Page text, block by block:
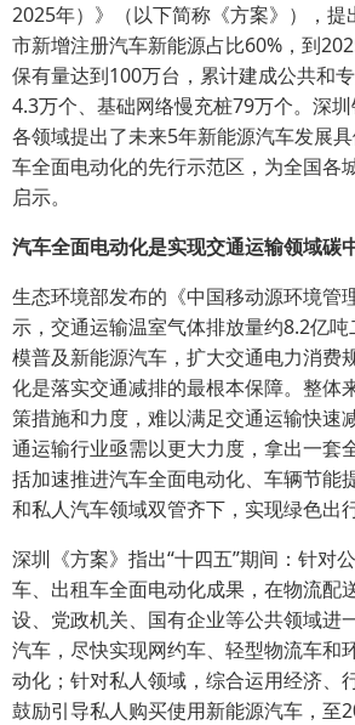
2025年）》（以下简称《方案》），提
市新增注册汽车新能源占比60%，到
保有量达到100万台，累计建成公共和
4.3万个、基础网络慢充桩79万个。深
各领域提出了未来5年新能源汽车发展
车全面电动化的先行示范区，为全国各
启示。
汽车全面电动化是实现交通运输领域碳
生态环境部发布的《中国移动源环境管
示，交通运输温室气体排放量约8.2亿
模普及新能源汽车，扩大交通电力消费
化是落实交通减排的最根本保障。整体
策措施和力度，难以满足交通运输快速
通运输行业亟需以更大力度，拿出一套
括加速推进汽车全面电动化、车辆节能
和私人汽车领域双管齐下，实现绿色出
深圳《方案》指出“十四五”期间：针对
车、出租车全面电动化成果，在物流配
设、党政机关、国有企业等公共领域进
汽车，尽快实现网约车、轻型物流车和
动化；针对私人领域，综合运用经济、
鼓励引导私人购买使用新能源汽车，至